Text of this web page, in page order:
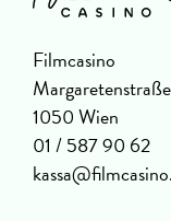
Filmcasino
1050 Wien
01 / 587 90 62